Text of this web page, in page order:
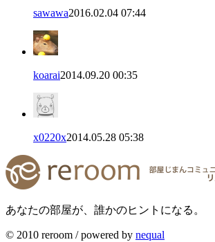
sawawa2016.02.04 07:44
koarai2014.09.20 00:35
x0220x2014.05.28 05:38
あなたの部屋が、誰かのヒントになる。
© 2010 reroom / powered by nequal